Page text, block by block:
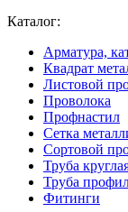
Каталог:
Арматура,
Квадрат
Листовой
Проволока
Профнастил
Сетка
Сортовой
Труба
Труба
Фитинги